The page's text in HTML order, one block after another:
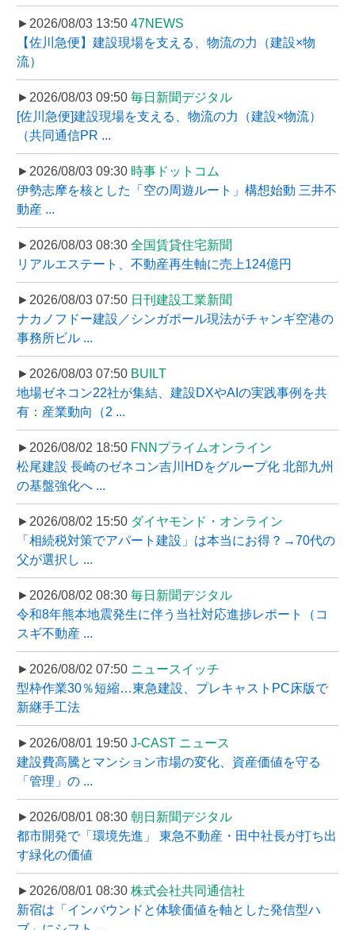
►2026/08/03 13:50 47NEWS
【佐川急便】建設現場を支える、物流の力（建設×物
流）
►2026/08/03 09:50 毎日新聞デジタル
[佐川急便]建設現場を支える、物流の力（建設×物流）
（共同通信PR ...
►2026/08/03 09:30 時事ドットコム
伊勢志摩を核とした「空の周遊ルート」構想始動 三井不
動産 ...
►2026/08/03 08:30 全国賃貸住宅新聞
リアルエステート、不動産再生軸に売上124億円
►2026/08/03 07:50 日刊建設工業新聞
ナカノフドー建設／シンガポール現法がチャンギ空港の
事務所ビル ...
►2026/08/03 07:50 BUILT
地場ゼネコン22社が集結、建設DXやAIの実践事例を共
有：産業動向（2 ...
►2026/08/02 18:50 FNNプライムオンライン
松尾建設 長崎のゼネコン吉川HDをグループ化 北部九州
の基盤強化へ ...
►2026/08/02 15:50 ダイヤモンド・オンライン
「相続税対策でアパート建設」は本当にお得？→70代の
父が選択し ...
►2026/08/02 08:30 毎日新聞デジタル
令和8年熊本地震発生に伴う当社対応進捗レポート（コ
スギ不動産 ...
►2026/08/02 07:50 ニュースイッチ
型枠作業30％短縮…東急建設、プレキャストPC床版で
新継手工法
►2026/08/01 19:50 J-CAST ニュース
建設費高騰とマンション市場の変化、資産価値を守る
「管理」の ...
►2026/08/01 08:30 朝日新聞デジタル
都市開発で「環境先進」 東急不動産・田中社長が打ち出
す緑化の価値
►2026/08/01 08:30 株式会社共同通信社
新宿は「インバウンドと体験価値を軸とした発信型ハ